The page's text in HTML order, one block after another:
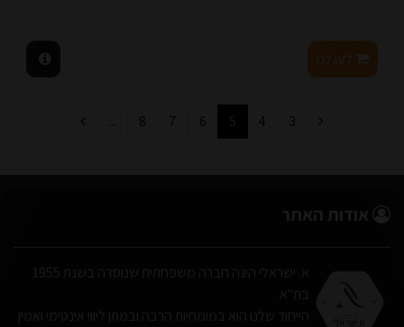
לעגלה
3
4
5
6
7
8
אודות האתר
א. ישראלי הינה חברה משפחתית שנוסדה בשנת 1955
בת"א.
הייחוד שלנו הוא במומחיות הרבה ובמתן ליווי אינטימי ואמין